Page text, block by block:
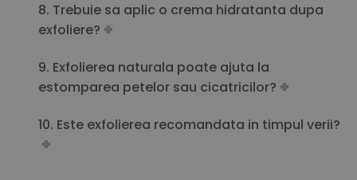
8. Trebuie sa aplic o crema hidratanta dupa
exfoliere?
9. Exfolierea naturala poate ajuta la
estomparea petelor sau cicatricilor?
10. Este exfolierea recomandata in timpul verii?